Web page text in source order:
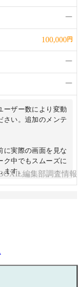
ー
100,000円
ー
ー
ーザー数により変動
さい。追加のメンテ
に実際の画面を見な
ク中でもスムーズに
ます。編集部調査情報